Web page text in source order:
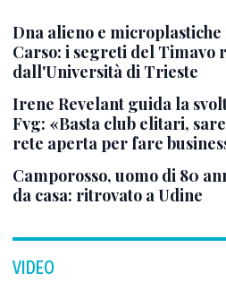
Dna alieno e
Carso: i segreti del Timavo
dall'Università di Trieste
Irene Revelant guida la
Fvg: «Basta club elitari,
rete aperta per fare
Camporosso, uomo di 80
da casa: ritrovato a Udine
VIDEO